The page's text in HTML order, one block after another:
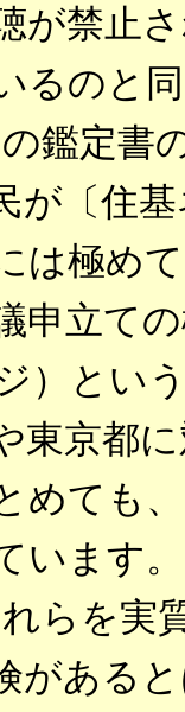
が禁止
るのと
鑑定書
が〔住
は極め
申立て
）とい
東京都
めても
います。
らを実
がある